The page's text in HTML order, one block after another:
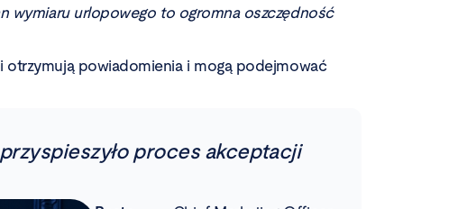
wymiaru urlopowego to ogromna oszczędność
otrzymują powiadomienia i mogą podejmować
proces akceptacji